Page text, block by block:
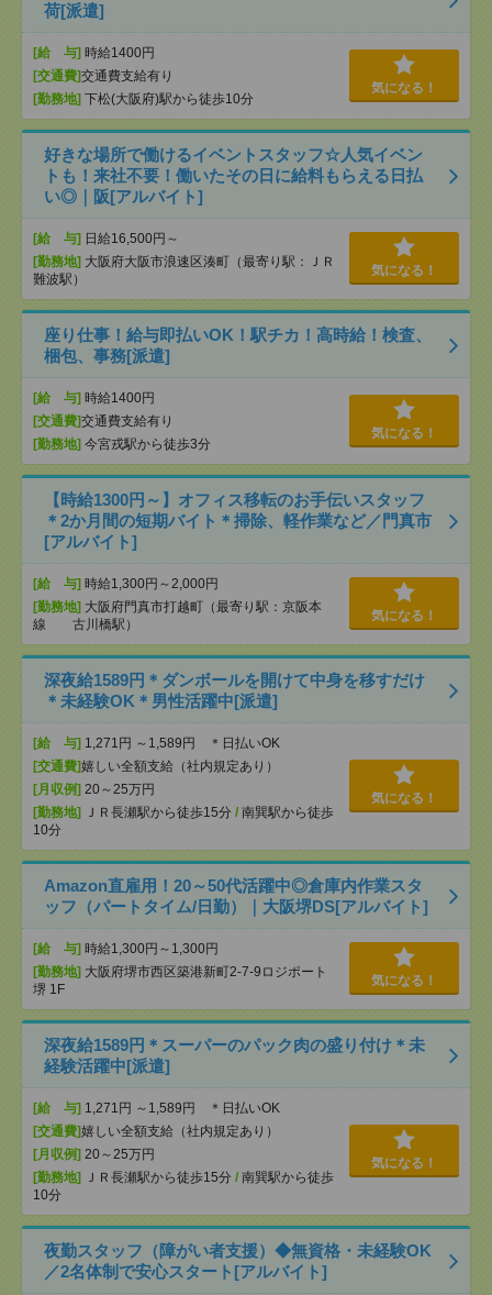
荷[派遣]
[給 与] 時給1400円
[交通費]交通費支給有り
[勤務地] 下松(大阪府)駅から徒歩10分
気になる！
好きな場所で働けるイベントスタッフ☆人気イベン
トも！来社不要！働いたその日に給料もらえる日払
い◎｜阪[アルバイト]
[給 与] 日給16,500円～
[勤務地] 大阪府大阪市浪速区湊町（最寄り駅：ＪＲ
難波駅）
気になる！
座り仕事！給与即払いOK！駅チカ！高時給！検査、
梱包、事務[派遣]
[給 与] 時給1400円
[交通費]交通費支給有り
[勤務地] 今宮戎駅から徒歩3分
気になる！
【時給1300円～】オフィス移転のお手伝いスタッフ
＊2か月間の短期バイト＊掃除、軽作業など／門真市
[アルバイト]
[給 与] 時給1,300円～2,000円
[勤務地] 大阪府門真市打越町（最寄り駅：京阪本
線 古川橋駅）
気になる！
深夜給1589円＊ダンボールを開けて中身を移すだけ
＊未経験OK＊男性活躍中[派遣]
[給 与] 1,271円 ～1,589円 ＊日払いOK
[交通費]嬉しい全額支給（社内規定あり）
[月収例] 20～25万円
[勤務地]
ＪＲ長瀬駅から徒歩15分 / 南巽駅から徒歩
10分
気になる！
Amazon直雇用！20～50代活躍中◎倉庫内作業スタ
ッフ（パートタイム/日勤）｜大阪堺DS[アルバイト]
[給 与] 時給1,300円～1,300円
[勤務地] 大阪府堺市西区築港新町2-7-9ロジポート
堺 1F
気になる！
深夜給1589円＊スーパーのパック肉の盛り付け＊未
経験活躍中[派遣]
[給 与] 1,271円 ～1,589円 ＊日払いOK
[交通費]嬉しい全額支給（社内規定あり）
[月収例] 20～25万円
[勤務地]
ＪＲ長瀬駅から徒歩15分 / 南巽駅から徒歩
10分
気になる！
夜勤スタッフ（障がい者支援）◆無資格・未経験OK
／2名体制で安心スタート[アルバイト]